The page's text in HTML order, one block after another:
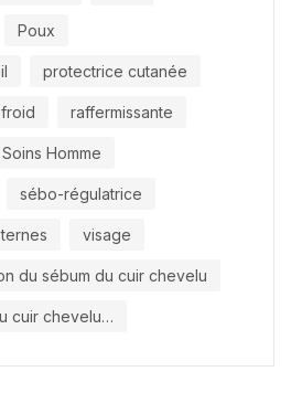
Poux
protectrice cutanée
raffermissante
Soins Homme
sébo-régulatrice
ternes visage
du sébum du cuir chevelu
cuir chevelu…